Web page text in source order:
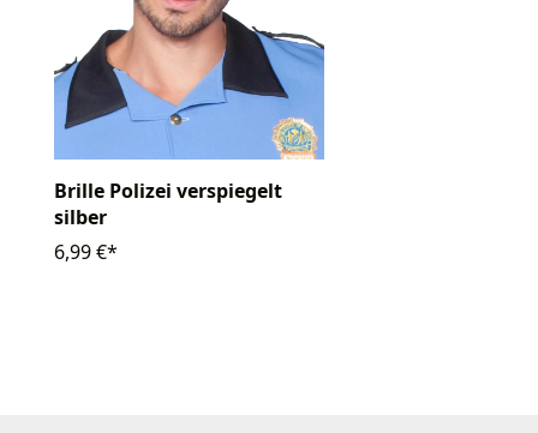
Brille Polizei verspiegelt
silber
6,99 €*